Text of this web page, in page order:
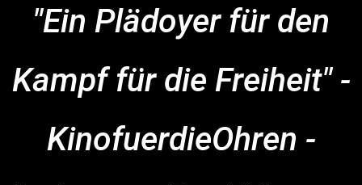
"Ein Plädoyer für den
Kampf für die Freiheit" -
KinofuerdieOhren -